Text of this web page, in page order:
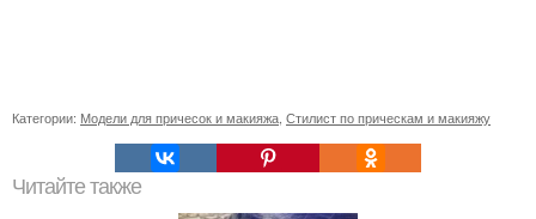
Категории: Модели для причесок и макияжа Стилист по прическам и макияжу
Читайте также